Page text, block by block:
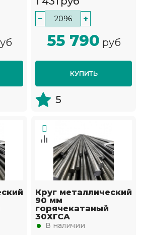
− +
55 790 руб
КУПИТЬ
5
Круг металлический
90 мм
горячекатаный
30ХГСА
В наличии